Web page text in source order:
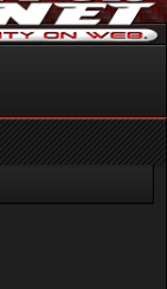
ร. 081-811-1138
กที่นี่